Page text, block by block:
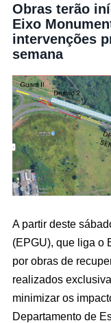
Obras terão
Eixo
intervenções
semana
A partir deste
(EPGU), que liga o
por obras de
realizados
minimizar os
Departamento de